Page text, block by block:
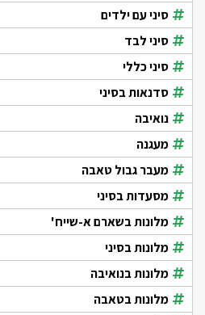
סיני עם ילדים
סיני לבד
סיני כללי
סדנאות בסיני
נואיבה
מעגנה
מעבר גבול טאבה
מסעדות בסיני
מלונות בשארם א-שייח'
מלונות בסיני
מלונות בנואיבה
מלונות בטאבה